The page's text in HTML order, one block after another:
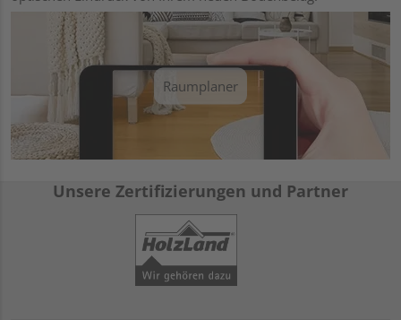
Raumplaner
Unsere Zertifizierungen und Partner